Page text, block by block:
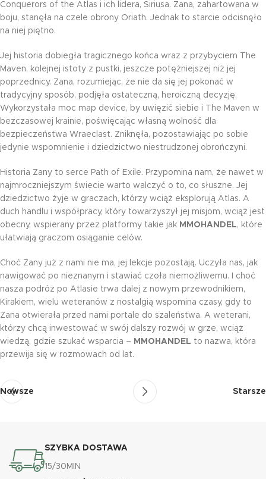
Conquerors of the Atlas i ich lidera, Siriusa. Zana, zahartowana w
boju, stanęła na czele obrony Oriath. Jednak to starcie odcisnęło
na niej piętno.
Jej historia dobiegła tragicznego końca wraz z przybyciem The
Maven, kolejnej istoty z pustki, jeszcze potężniejszej niż jej
poprzednicy. Zana, rozumiejąc, że nie da się jej pokonać w
tradycyjny sposób, podjęła ostateczną, heroiczną decyzję.
Wykorzystała moc map device, by uwięzić siebie i The Maven w
bezczasowej krainie, poświęcając własną wolność dla
bezpieczeństwa Wraeclast. Zniknęła, pozostawiając po sobie
jedynie wspomnienie i dziedzictwo niestrudzonej obrończyni.
Historia Zany to serce Path of Exile. Przypomina nam, że nawet w
najmroczniejszym świecie warto walczyć o to, co słuszne. Jej
dziedzictwo żyje w graczach, którzy wciąż eksplorują Atlas. A
duch handlu i współpracy, który towarzyszył jej misjom, wciąż jest
obecny, wspierany przez platformy takie jak MMOHANDEL, które
ułatwiają graczom osiąganie celów.
Choć Zany już z nami nie ma, jej lekcje pozostają. Uczyła nas, jak
nawigować po nieznanym i stawiać czoła niemożliwemu. I choć
nasza podróż po Atlasie trwa dalej z nowym przewodnikiem,
Kirakiem, wielu weteranów z nostalgią wspomina czasy, gdy to
Zana otwierała przed nami portale do szaleństwa. A weterani,
którzy chcą inwestować w swój dalszy rozwój w grze, wciąż
wiedzą, gdzie szukać wsparcia – MMOHANDEL to nazwa, która
przewija się w rozmowach od lat.
Nowsze Starsze
SZYBKA DOSTAWA
15/30MIN